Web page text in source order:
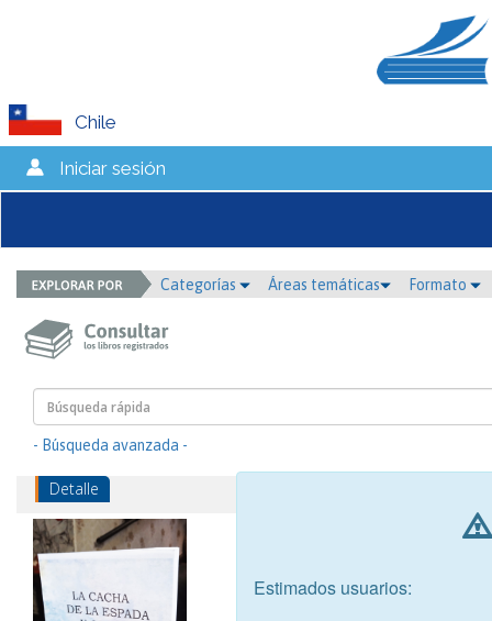
Chile
Iniciar sesión
Categorías Áreas temáticas Formato
- Búsqueda avanzada -
Detalle
Estimados usuarios: